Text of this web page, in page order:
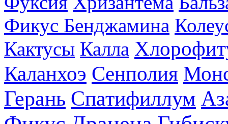
Фикус Бенджамина
Кактусы Калла
Каланхоэ Сенполия
Герань Спатифиллум